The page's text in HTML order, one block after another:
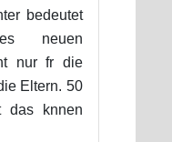
bedeutet
neuen
nur fr die
Eltern. 50
das knnen